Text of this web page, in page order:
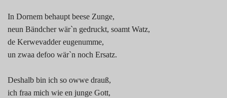
In Dornem behaupt beese Zunge,
neun Bändcher wär`n gedruckt, soamt Watz,
de Kerwevadder eugenumme,
un zwaa defoo wär`n noch Ersatz.
Deshalb bin ich so owwe drauß,
ich fraa mich wie en junge Gott,